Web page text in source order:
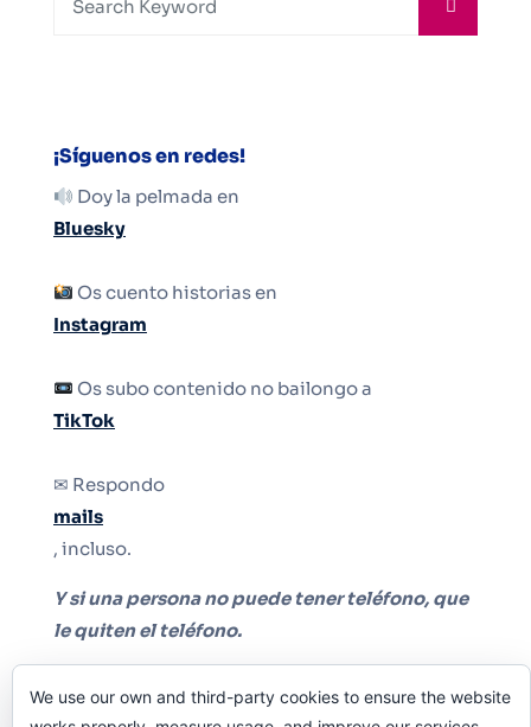
¡Síguenos en redes!
Doy la pelmada en
Bluesky
Os cuento historias en
Instagram
Os subo contenido no bailongo a
TikTok
✉ Respondo
mails
, incluso.
Y si una persona no puede tener teléfono, que
le quiten el teléfono.
We use our own and third-party cookies to ensure the website